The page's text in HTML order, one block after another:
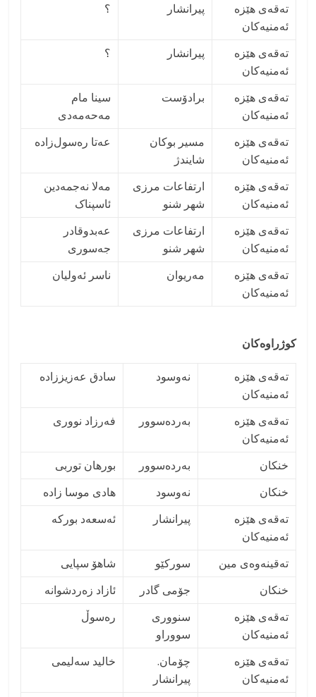
تەقەی هێزە
ئەمنیەکان
پیرانشار ؟
تەقەی هێزە
ئەمنیەکان
پیرانشار ؟
تەقەی هێزە
ئەمنیەکان
برادۆست
سینا مام
مەحەمەدی
تەقەی هێزە
ئەمنیەکان
مسیر بوکان
شایندژ
عەتا رەسول‌زاده
تەقەی هێزە
ئەمنیەکان
ارتفاعات مرزی
شهر شنو
مەلا نەجمە‌دین
ئاسپناک
تەقەی هێزە
ئەمنیەکان
ارتفاعات مرزی
شهر شنو
عەبدوقادر
جەسوری
تەقەی هێزە
ئەمنیەکان
مەریوان ناسر ئەولیان
کوژراوەکان
تەقەی هێزە
ئەمنیەکان
نەوسود سادق عەزیززادە
تەقەی هێزە
ئەمنیەکان
بەردەسوور فەرزاد نووری
خنکان بەردەسوور
بورهان توربی
خنکان
نەوسود
هادی موسا زادە
تەقەی هێزە
ئەمنیەکان
پیرانشار ئەسعەد بورکە
تەقینەوەی مین سورکێو
شاهۆ سپایی
خنکان
جۆمی گادر
ئازاد زەردشوانە
تەقەی هێزە
ئەمنیەکان
سنووری
سووراو
رەسوڵ
تەقەی هێزە
ئەمنیەکان
چۆمان.
پیرانشار
خالید سەلیمی